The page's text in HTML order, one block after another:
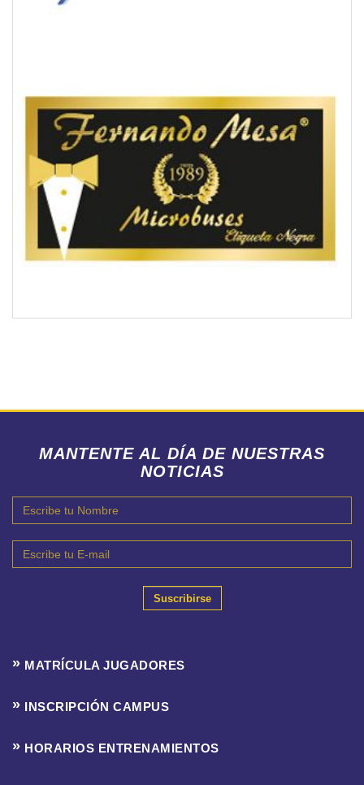
MANTENTE AL DÍA DE NUESTRAS
NOTICIAS
Suscribirse
MATRÍCULA JUGADORES
INSCRIPCIÓN CAMPUS
HORARIOS ENTRENAMIENTOS